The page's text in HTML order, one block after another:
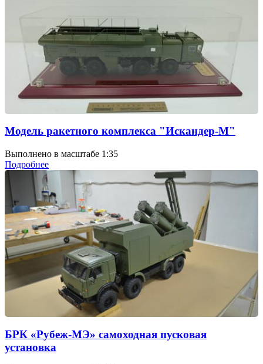
Модель ракетного комплекса "Искандер-М"
Выполнено в масштабе 1:35
Подробнее
БРК «Рубеж-МЭ» самоходная пусковая
установка